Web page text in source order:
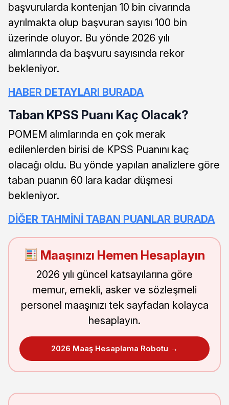
başvurularda kontenjan 10 bin civarında
ayrılmakta olup başvuran sayısı 100 bin
üzerinde oluyor. Bu yönde 2026 yılı
alımlarında da başvuru sayısında rekor
bekleniyor.
HABER DETAYLARI BURADA
Taban KPSS Puanı Kaç Olacak?
POMEM alımlarında en çok merak
edilenlerden birisi de KPSS Puanını kaç
olacağı oldu. Bu yönde yapılan analizlere göre
taban puanın 60 lara kadar düşmesi
bekleniyor.
DİĞER TAHMİNİ TABAN PUANLAR BURADA
Maaşınızı Hemen Hesaplayın
2026 yılı güncel katsayılarına göre
memur, emekli, asker ve sözleşmeli
personel maaşınızı tek sayfadan kolayca
hesaplayın.
2026 Maaş Hesaplama Robotu →